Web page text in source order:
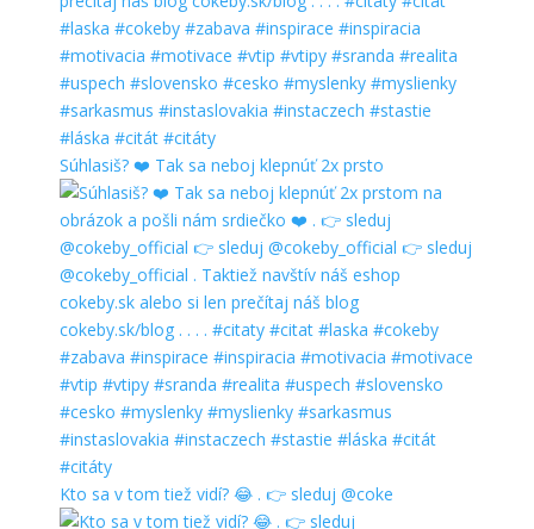
Súhlasiš? ❤️ Tak sa neboj klepnúť 2x prsto
Kto sa v tom tiež vidí? 😂 . 👉 sleduj @coke